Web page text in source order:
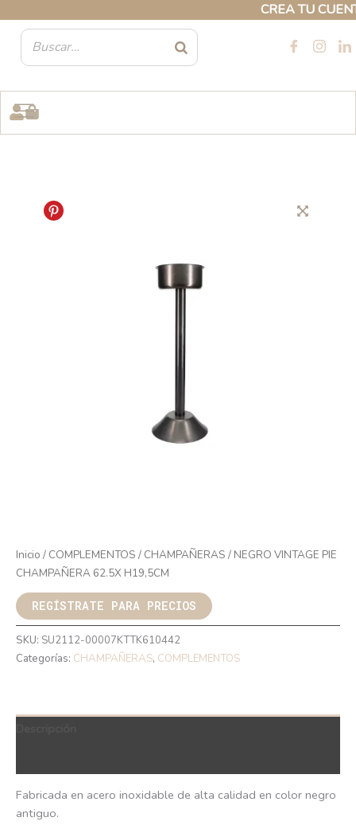
CREA TU
contenido
Inicio / COMPLEMENTOS / CHAMPAÑERAS / NEGRO VINTAGE PIE
CHAMPAÑERA 62.5X H19,5CM
REGÍSTRATE PARA PRECIOS
SKU: SU2112-00007KTTK610442
Categorías: CHAMPAÑERAS, COMPLEMENTOS
Fabricada en acero inoxidable de alta calidad en color negro
antiguo.